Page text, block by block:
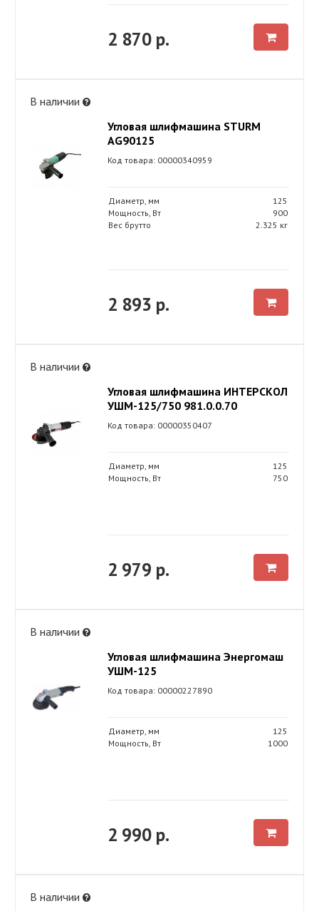
2 870 р.
В наличии
Угловая шлифмашина STURM
AG90125
Код товара: 00000340959
Диаметр, мм
125
Мощность, Вт
900
Вес брутто
2.325 кг
2 893 р.
В наличии
Угловая шлифмашина ИНТЕРСКОЛ
УШМ-125/750 981.0.0.70
Код товара: 00000350407
Диаметр, мм
125
Мощность, Вт
750
2 979 р.
В наличии
Угловая шлифмашина Энергомаш
УШМ-125
Код товара: 00000227890
Диаметр, мм
125
Мощность, Вт
1000
2 990 р.
В наличии